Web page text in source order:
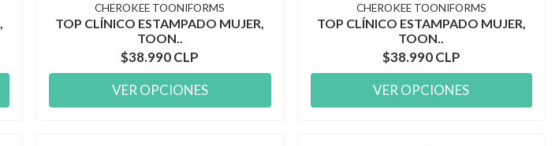
CHEROKEE TOONIFORMS
TOP CLÍNICO ESTAMPADO MUJER,
TOON..
$38.990 CLP
VER OPCIONES
CHEROKEE TOONIFORMS
TOP CLÍNICO ESTAMPADO MUJER,
TOON..
$38.990 CLP
VER OPCIONES